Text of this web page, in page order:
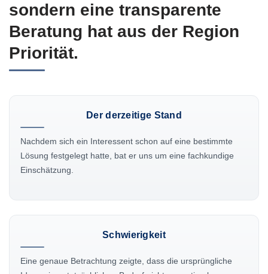
sondern eine transparente
Beratung hat aus der Region
Priorität.
Der derzeitige Stand
Nachdem sich ein Interessent schon auf eine bestimmte
Lösung festgelegt hatte, bat er uns um eine fachkundige
Einschätzung.
Schwierigkeit
Eine genaue Betrachtung zeigte, dass die ursprüngliche